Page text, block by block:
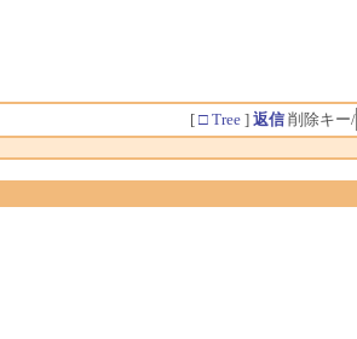
[ □ Tree] 返信 削除キー/